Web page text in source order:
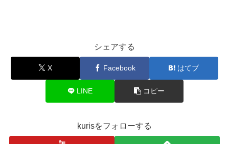
シェアする
X Facebook はてブ
LINE コピー
kurisをフォローする